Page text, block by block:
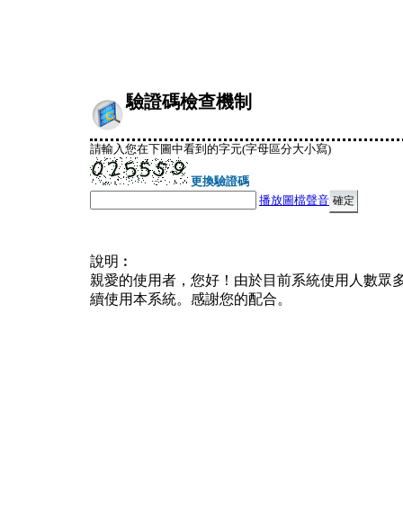
驗證碼檢查機制
請輸入您在下圖中看到的字元(字母區分大小寫)
更換驗證碼
播放圖檔聲音
說明︰
親愛的使用者，您好！由於目前系統使用人數眾
續使用本系統。感謝您的配合。